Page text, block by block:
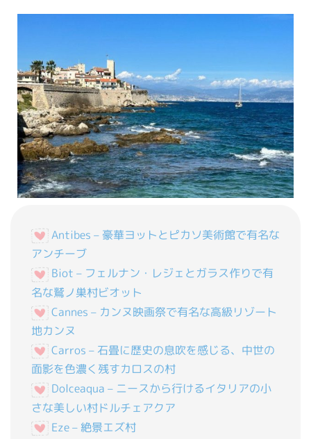
Antibes – 豪華ヨットとピカソ美術館で有名な
アンチーブ
Biot – フェルナン・レジェとガラス作りで有
名な鷲ノ巣村ビオット
Cannes – カンヌ映画祭で有名な高級リゾート
地カンヌ
Carros – 石畳に歴史の息吹を感じる、中世の
面影を色濃く残すカロスの村
Dolceaqua – ニースから行けるイタリアの小
さな美しい村ドルチェアクア
Eze – 絶景エズ村